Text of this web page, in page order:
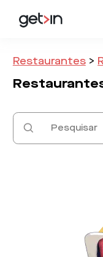
Restaurantes >